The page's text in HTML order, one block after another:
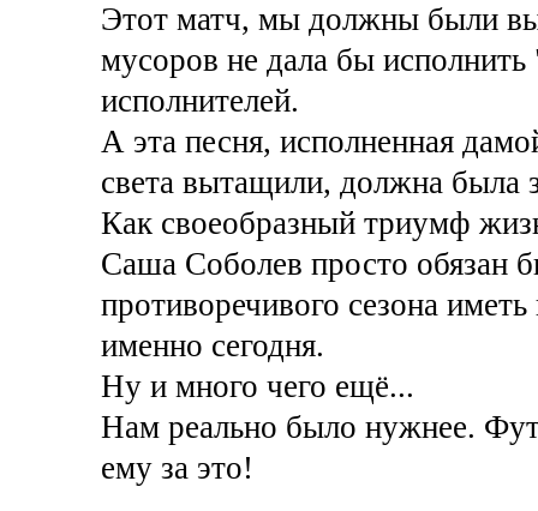
Этот матч, мы должны были
мусоров не дала бы
исполнителей.
А эта песня, исполненная
света вытащили, должна была
Как своеобразный триумф
Саша Соболев просто обязан
противоречивого сезона
именно сегодня.
Ну и много чего ещё...
Нам реально было нужнее.
ему за это!